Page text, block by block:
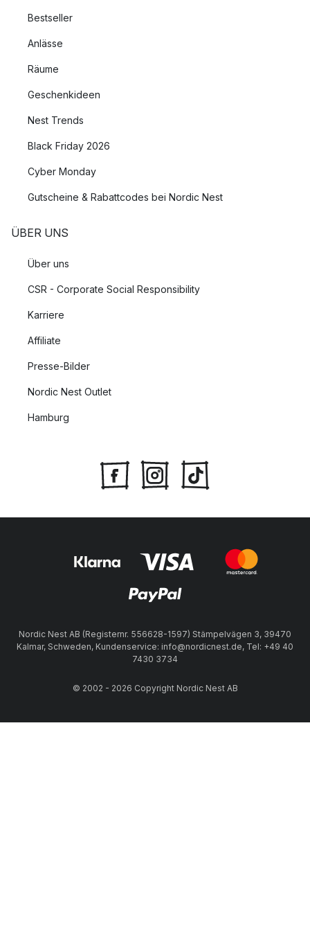
Bestseller
Anlässe
Räume
Geschenkideen
Nest Trends
Black Friday 2026
Cyber Monday
Gutscheine & Rabattcodes bei Nordic Nest
ÜBER UNS
Über uns
CSR - Corporate Social Responsibility
Karriere
Affiliate
Presse-Bilder
Nordic Nest Outlet
Hamburg
Nordic Nest AB (Registernr. 556628-1597) Stämpelvägen 3, 39470
Kalmar, Schweden, Kundenservice: info@nordicnest.de, Tel: +49 40
7430 3734
© 2002 - 2026 Copyright Nordic Nest AB